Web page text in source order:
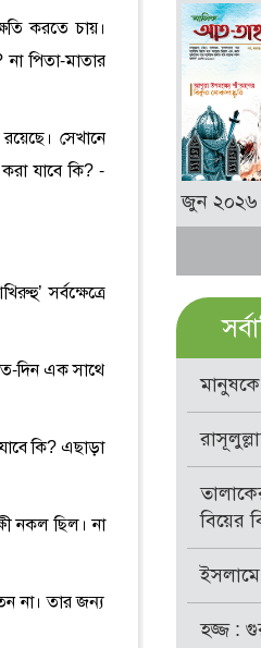
করতে চায়।
পিতা-মাতার
সেখানে
যাবে কি? -
সর্বক্ষেত্রে
দিন এক সাথে
কি? এছাড়া
নকল ছিল। না
না। তার জন্য
জুন ২০২৬
বিয়ের
ইসলামে
হজ্জ :